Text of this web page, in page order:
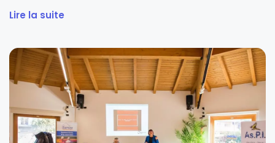
Lire la suite